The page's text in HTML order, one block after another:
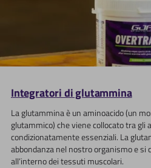
Integratori di glutammina
La glutammina è un aminoacido (un
glutammico) che viene collocato tra gli
condizionatamente essenziali. La
abbondanza nel nostro organismo e
all’interno dei tessuti muscolari.